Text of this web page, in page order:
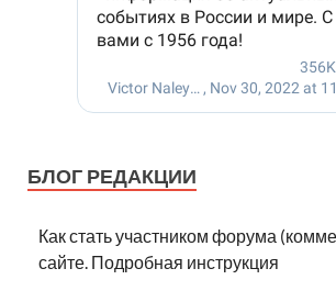
БЛОГ РЕДАКЦИИ
Как стать участником форума
сайте. Подробная инструкция